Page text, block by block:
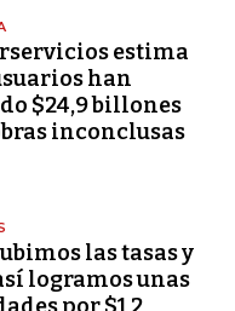
estima
han
$24,9 billones
inconclusas
las tasas y
logramos unas
por $1,2